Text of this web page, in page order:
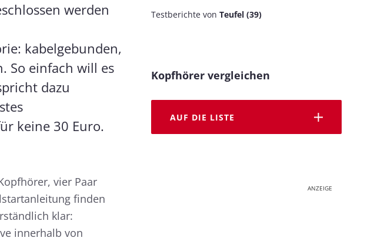
werden
kabelgebunden,
So einfach will es
dazu
keine 30 Euro.
vier Paar
finden
klar:
innerhalb von
Testberichte von Teufel (39)
Kopfhörer vergleichen
AUF DIE LISTE
ANZEIGE